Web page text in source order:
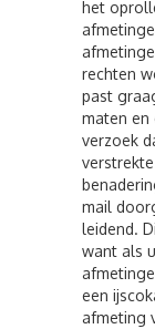
het
rechten
past
maten en
verzoek
mail
leidend.
want als
een
afmeting